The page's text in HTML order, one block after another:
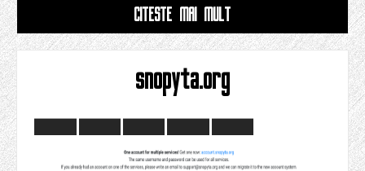
CITESTE MAI MULT
snopyta.org